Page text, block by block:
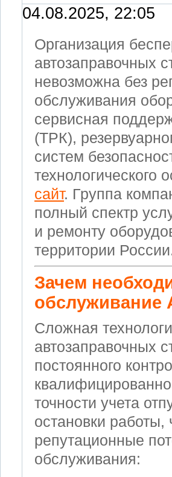
04.08.2025, 22:05
Организация
автозаправочных
невозможна без
обслуживания
сервисная
(ТРК),
систем
сайт. Группа
полный спектр
и ремонту
территории
Зачем
обслуживание
Сложная
автозаправочных
постоянного
точности учета
остановки работы,
репутационные
обслуживания: